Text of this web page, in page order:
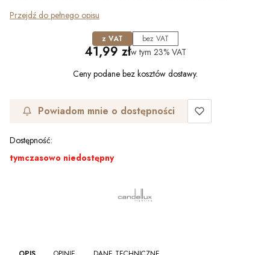
Przejdź do pełnego opisu
z VAT bez VAT
Cena
41,99 złw tym 23% VAT
Ceny podane bez kosztów dostawy.
Powiadom mnie o dostępności
Dostępność:
tymczasowo niedostępny